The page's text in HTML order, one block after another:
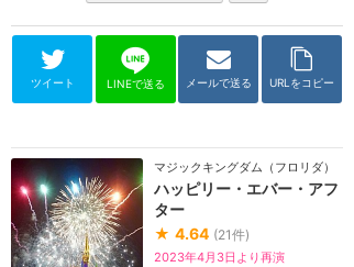
ツイート LINEで送る メールで送る URLをコピー
マジックキングダム（フロリダ）
ハッピリー・エバー・アフ
ター
★ 4.64 (21件)
2023年4月3日より再演